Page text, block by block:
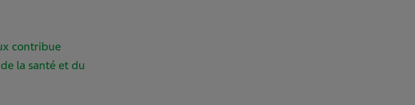
contribue
la santé et du